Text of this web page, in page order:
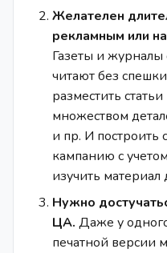
Желателен
рекламным или
Газеты и
читают без
разместить
множеством
и пр. И
кампанию с
изучить материал
Нужно
ЦА. Даже у
печатной версии